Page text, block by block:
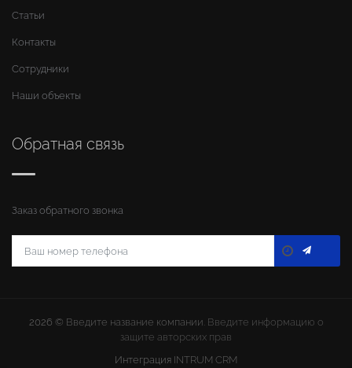
Статьи
Контакты
Сотрудники
Наши объекты
Обратная связь
Заказ обратного звонка
2026 © Введите название компании. Введите информацию о
защите авторских прав
Интеграция INTRUM CRM